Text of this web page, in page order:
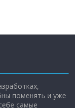
поменять и уже
самые